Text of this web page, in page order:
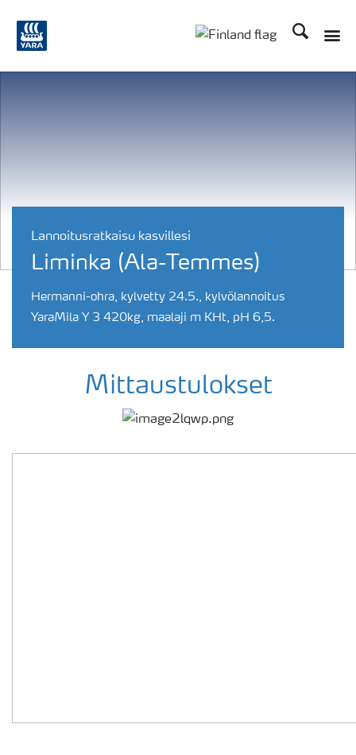
Etsi
Lannoitusratkaisu kasvillesi
Liminka (Ala-Temmes)
Hermanni-ohra, kylvetty 24.5., kylvölannoitus
YaraMila Y 3 420kg, maalaji m KHt, pH 6,5.
Mittaustulokset